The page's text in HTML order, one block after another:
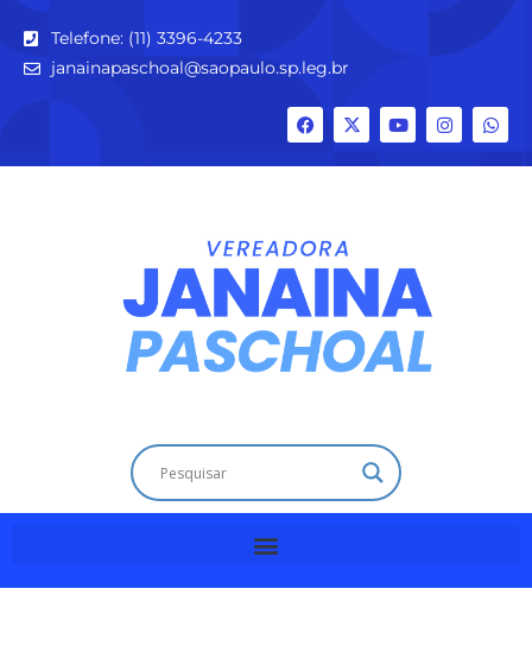
Telefone: (11) 3396-4233
janainapaschoal@saopaulo.sp.leg.br